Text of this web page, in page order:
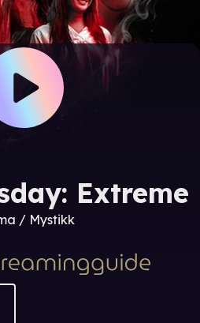
Extreme
/ Mystikk